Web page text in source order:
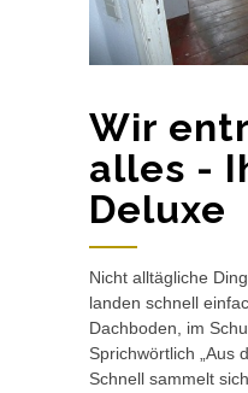
Wir
alles -
Deluxe
Nicht alltägliche
landen schnell
Dachboden, im
Sprichwörtlich „Aus
Schnell sammelt